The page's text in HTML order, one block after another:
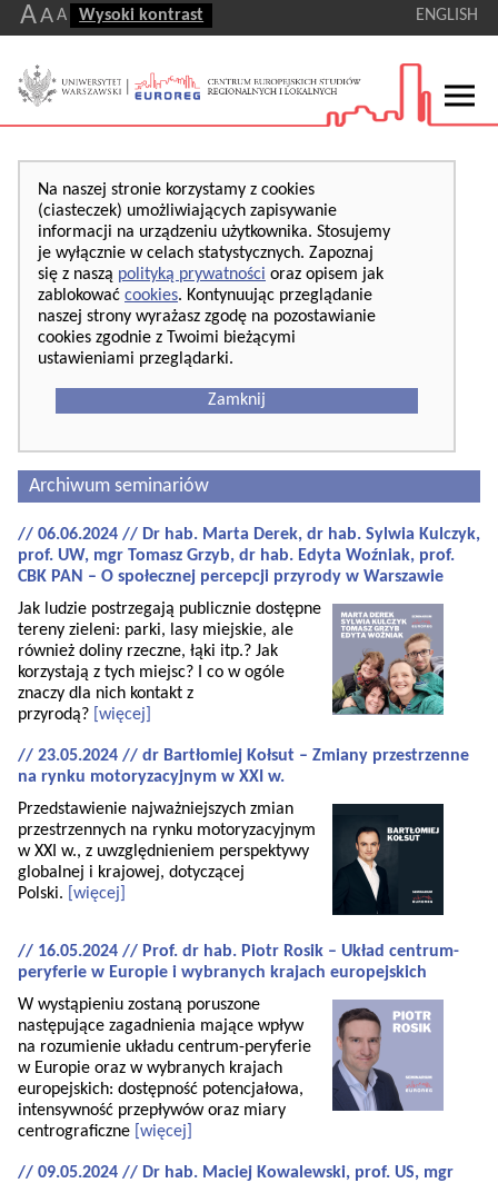
AA A Wysoki kontrast ENGLISH
Na naszej stronie korzystamy z cookies
(ciasteczek) umożliwiających zapisywanie
informacji na urządzeniu użytkownika. Stosujemy
je wyłącznie w celach statystycznych. Zapoznaj
się z naszą polityką prywatności oraz opisem jak
zablokować cookies. Kontynuując przeglądanie
naszej strony wyrażasz zgodę na pozostawianie
cookies zgodnie z Twoimi bieżącymi
ustawieniami przeglądarki.
Zamknij
Archiwum seminariów
// 06.06.2024 // Dr hab. Marta Derek, dr hab. Sylwia Kulczyk,
prof. UW, mgr Tomasz Grzyb, dr hab. Edyta Woźniak, prof.
CBK PAN – O społecznej percepcji przyrody w Warszawie
Jak ludzie postrzegają publicznie dostępne
tereny zieleni: parki, lasy miejskie, ale
również doliny rzeczne, łąki itp.? Jak
korzystają z tych miejsc? I co w ogóle
znaczy dla nich kontakt z
przyrodą? [więcej]
// 23.05.2024 // dr Bartłomiej Kołsut – Zmiany przestrzenne
na rynku motoryzacyjnym w XXI w.
Przedstawienie najważniejszych zmian
przestrzennych na rynku motoryzacyjnym
w XXI w., z uwzględnieniem perspektywy
globalnej i krajowej, dotyczącej
Polski.
[więcej]
// 16.05.2024 // Prof. dr hab. Piotr Rosik – Układ centrum-
peryferie w Europie i wybranych krajach europejskich
W wystąpieniu zostaną poruszone
następujące zagadnienia mające wpływ
na rozumienie układu centrum-peryferie
w Europie oraz w wybranych krajach
europejskich: dostępność potencjałowa,
intensywność przepływów oraz miary
centrograficzne [więcej]
// 09.05.2024 // Dr hab. Maciej Kowalewski, prof. US, mgr